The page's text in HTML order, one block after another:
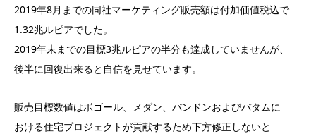
2019年8月までの同社マーケティング販売額は付加価値税込で
1.32兆ルピアでした。
2019年末までの目標3兆ルピアの半分も達成していませんが、
後半に回復出来ると自信を見せています。
販売目標数値はボゴール、メダン、バンドンおよびバタムに
おける住宅プロジェクトが貢献するため下方修正しないと